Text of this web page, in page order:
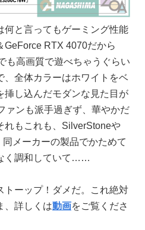
何と言ってもゲーミング性能
GeForce RTX 4070だから
も高画質で遊べちゃうぐらい
、全体カラーはホワイトをベ
挿し込んだモダンな見た目が
ァンも派手過ぎず、華やかだ
れもこれも、SilverStoneや
メーカーの製品でかためて
く調和していて……
トーップ！ダメだ。これ絶対
、詳しくは動画をご覧くださ